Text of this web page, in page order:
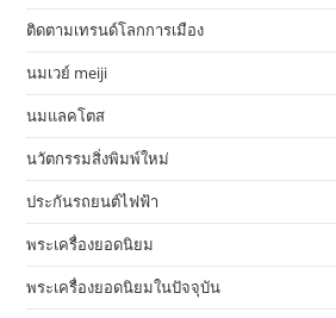
ติดตามเทรนด์โลกการเมือง
นมเวย์ meiji
นมแลคโตส
นวัตกรรมสิ่งพิมพ์ใหม่
ประกันรถยนต์ไฟฟ้า
พระเครื่องยอดนิยม
พระเครื่องยอดนิยมในปัจจุบัน